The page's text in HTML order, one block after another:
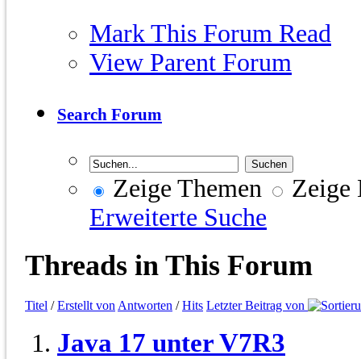
Mark This Forum Read
View Parent Forum
Search Forum
Zeige Themen
Zeige
Erweiterte Suche
Threads in This Forum
Titel /Erstellt von Antworten /Hits Letzter Beitrag von
Java 17 unter V7R3